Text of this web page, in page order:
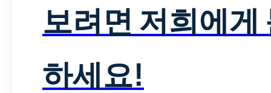
보려면 저희에게
하세요!